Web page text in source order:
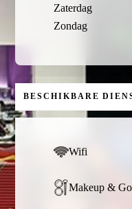
Zaterdag
Zondag
BESCHIKBARE
Wifi
Makeup & Go